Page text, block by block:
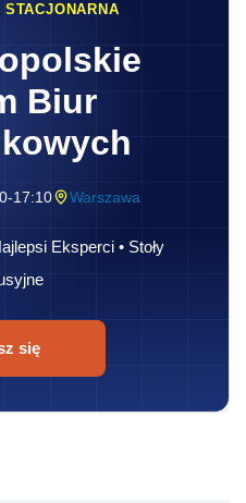
Biur
17:10 Warszawa
Eksperci • Stoły
się